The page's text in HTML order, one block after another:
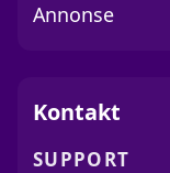
Annonse
Kontakt
SUPPORT